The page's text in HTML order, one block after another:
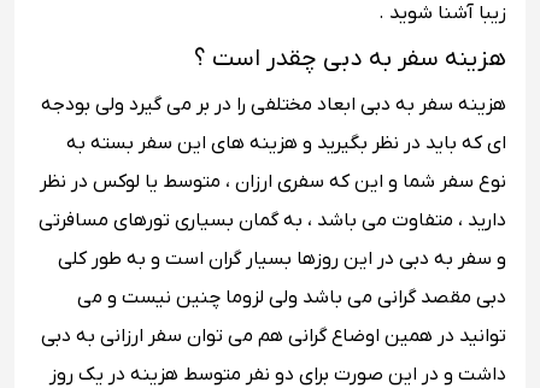
زیبا آشنا شوید .
هزینه سفر به دبی چقدر است ؟
هزینه سفر به دبی ابعاد مختلفی را در بر می گیرد ولی بودجه
ای که باید در نظر بگیرید و هزینه های این سفر بسته به
نوع سفر شما و این که سفری ارزان‌ ، متوسط یا لوکس در نظر
دارید ، متفاوت می باشد ، به گمان بسیاری تورهای مسافرتی
و سفر به دبی در این روزها بسیار گران است و به طور کلی
دبی مقصد گرانی می باشد ولی لزوما چنین نیست و می
توانید در همین اوضاع گرانی هم می توان سفر ارزانی به دبی
داشت و در این صورت برای دو نفر متوسط هزینه در یک روز